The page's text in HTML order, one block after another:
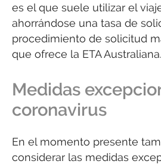
es el que suele utilizar el
ahorrándose una tasa de
procedimiento de solicitud
que ofrece la ETA Australiana.
Medidas
coronavirus
En el momento presente
considerar las medidas